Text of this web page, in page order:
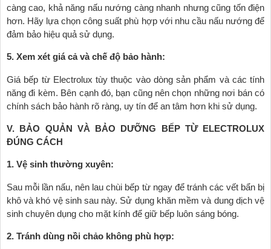
càng cao, khả năng nấu nướng càng nhanh nhưng cũng tốn điện
hơn. Hãy lựa chọn công suất phù hợp với nhu cầu nấu nướng để
đảm bảo hiệu quả sử dụng.
5. Xem xét giá cả và chế độ bảo hành:
Giá bếp từ Electrolux tùy thuộc vào dòng sản phẩm và các tính
năng đi kèm. Bên cạnh đó, bạn cũng nên chọn những nơi bán có
chính sách bảo hành rõ ràng, uy tín để an tâm hơn khi sử dụng.
V. BẢO QUẢN VÀ BẢO DƯỠNG BẾP TỪ ELECTROLUX
ĐÚNG CÁCH
1. Vệ sinh thường xuyên:
Sau mỗi lần nấu, nên lau chùi bếp từ ngay để tránh các vết bẩn bị
khô và khó vệ sinh sau này. Sử dụng khăn mềm và dung dịch vệ
sinh chuyên dụng cho mặt kính để giữ bếp luôn sáng bóng.
2. Tránh dùng nồi chảo không phù hợp: